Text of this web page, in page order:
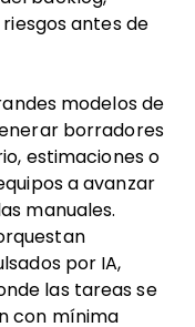
antes de
modelos de
borradores
estimaciones o
a avanzar
manuales.
por IA,
las tareas se
con mínima